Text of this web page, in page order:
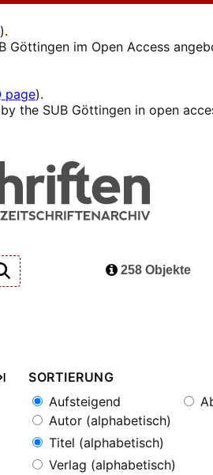
).
Göttingen im Open Access
page).
the SUB Göttingen in open
258 Objekte
SORTIERUNG
Aufsteigend
Autor (alphabetisch)
Titel (alphabetisch)
Verlag (alphabetisch)